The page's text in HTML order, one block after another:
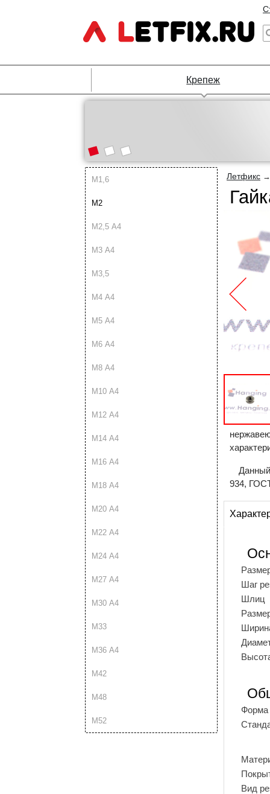
Крепеж
М1,6
М2
М2,5 A4
М3 A4
М3,5
М4 A4
М5 A4
М6 A4
М8 A4
М10 A4
М12 A4
М14 A4
М16 A4
М18 A4
М20 A4
М22 A4
М24 A4
М27 A4
М30 A4
М33
М36 A4
М42
М48
М52
Летфикс
934,
Шаг
Шлиц
Форма
Вид